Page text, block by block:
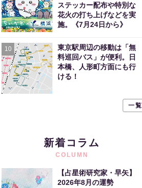
ステッカー配布や特別な
花火の打ち上げなどを実
施。《7月24日から》
10
東京駅周辺の移動は「無
料巡回バス」が便利。日
本橋、人形町方面にも行
ける！
一覧
新着コラム
COLUMN
【占星術研究家・早矢】
2026年8月の運勢